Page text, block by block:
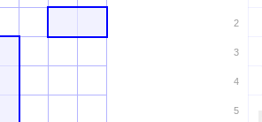
2
3
4
5